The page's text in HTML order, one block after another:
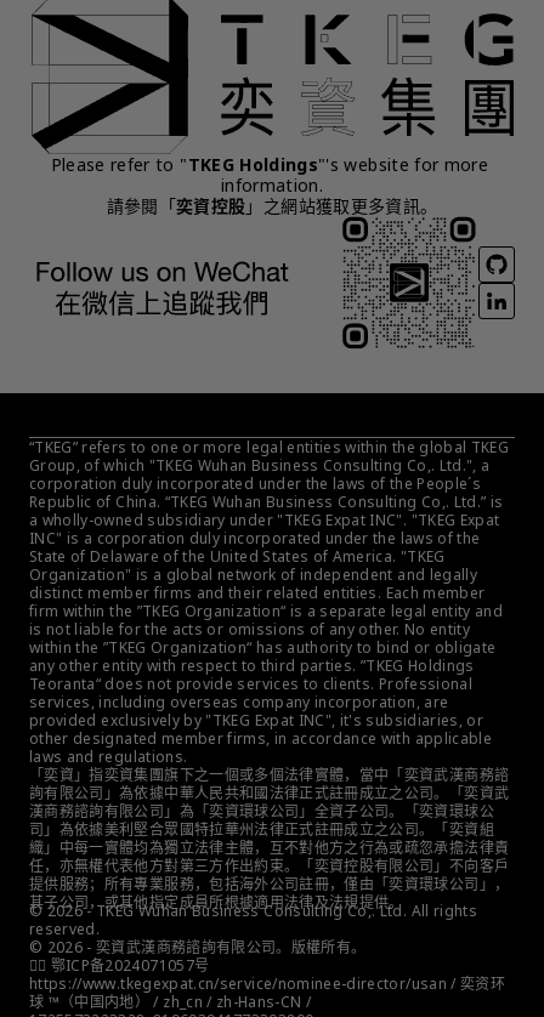
Please refer to "TKEG Holdings"'s website for more
information.
請參閱「奕資控股 」之網站獲取更多資訊。
“TKEG” refers to one or more legal entities within the global TKEG
Group, of which "TKEG Wuhan Business Consulting Co,. Ltd.", a
corporation duly incorporated under the laws of the People´s
Republic of China. “TKEG Wuhan Business Consulting Co,. Ltd.” is
a wholly-owned subsidiary under "TKEG Expat INC". "TKEG Expat
INC" is a corporation duly incorporated under the laws of the
State of Delaware of the United States of America. "TKEG
Organization" is a global network of independent and legally
distinct member firms and their related entities. Each member
firm within the ”TKEG Organization“ is a separate legal entity and
is not liable for the acts or omissions of any other. No entity
within the ”TKEG Organization“ has authority to bind or obligate
any other entity with respect to third parties. ”TKEG Holdings
Teoranta“ does not provide services to clients. Professional
services, including overseas company incorporation, are
provided exclusively by "TKEG Expat INC", it's subsidiaries, or
other designated member firms, in accordance with applicable
laws and regulations.
「奕資」指奕資集團旗下之一個或多個法律實體，當中「奕資武漢商務諮
詢有限公司」為依據中華人民共和國法律正式註冊成立之公司。「奕資武
漢商務諮詢有限公司」為「奕資環球公司」全資子公司。「奕資環球公
司」為依據美利堅合眾國特拉華州法律正式註冊成立之公司。「奕資組
織」中每一實體均為獨立法律主體，互不對他方之行為或疏忽承擔法律責
任，亦無權代表他方對第三方作出約束。「奕資控股有限公司」不向客戶
提供服務；所有專業服務，包括海外公司註冊，僅由「奕資環球公司」，
其子公司，或其他指定成員所根據適用法律及法規提供。
© 2026 - TKEG Wuhan Business Consulting Co,. Ltd. All rights
reserved.
© 2026 - 奕資武漢商務諮詢有限公司。版權所有。
👮‍♀️ 鄂ICP备2024071057号
https://www.tkegexpat.cn/service/nominee-director/usan / 奕资环
球 ™（中国内地） / zh_cn / zh-Hans-CN /